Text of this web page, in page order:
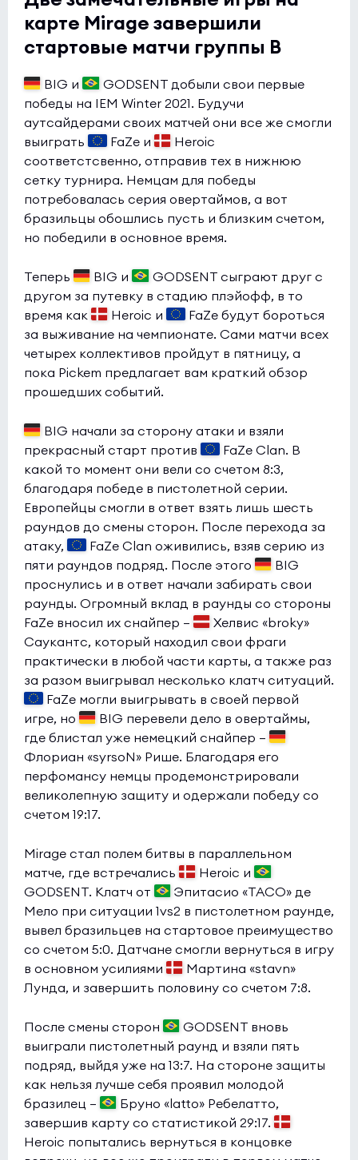
карте Mirage завершили
стартовые матчи группы B
BIG и
GODSENT добыли свои первые
победы на IEM Winter 2021. Будучи
аутсайдерами своих матчей они все же смогли
выиграть
FaZe и
Heroic
соответстсвенно, отправив тех в нижнюю
сетку турнира. Немцам для победы
потребовалась серия овертаймов, а вот
бразильцы обошлись пусть и близким счетом,
но победили в основное время.
Теперь BIG и
GODSENT сыграют друг с
другом за путевку в стадию плэйофф, в то
время как
Heroic и
FaZe будут бороться
за выживание на чемпионате. Сами матчи всех
четырех коллективов пройдут в пятницу, а
пока Pickem предлагает вам краткий обзор
прошедших событий.
BIG начали за сторону атаки и взяли
прекрасный старт против
FaZe Clan. В
какой то момент они вели со счетом 8:3,
благодаря победе в пистолетной серии.
Европейцы смогли в ответ взять лишь шесть
раундов до смены сторон. После перехода за
атаку,
FaZe Clan оживились, взяв серию из
пяти раундов подряд. После этого
BIG
проснулись и в ответ начали забирать свои
раунды. Огромный вклад в раунды со стороны
FaZe вносил их снайпер —
Хелвис «broky»
Саукантс, который находил свои фраги
практически в любой части карты, а также раз
за разом выигрывал несколько клатч ситуаций.
FaZe могли выигрывать в своей первой
игре, но
BIG перевели дело в овертаймы,
где блистал уже немецкий снайпер —
Флориан «syrsoN» Рише. Благодаря его
перфомансу немцы продемонстрировали
великолепную защиту и одержали победу со
счетом 19:17.
Mirage стал полем битвы в параллельном
матче, где встречались
Heroic и
GODSENT. Клатч от
Эпитасио «TACO» де
Мело при ситуации 1vs2 в пистолетном раунде,
вывел бразильцев на стартовое преимущество
со счетом 5:0. Датчане смогли вернуться в игру
в основном усилиями
Мартина «stavn»
Лунда, и завершить половину со счетом 7:8.
После смены сторон
GODSENT вновь
выиграли пистолетный раунд и взяли пять
подряд, выйдя уже на 13:7. На стороне защиты
как нельзя лучше себя проявил молодой
бразилец —
Бруно «latto» Ребелатто,
завершив карту со статистикой 29:17.
Heroic попытались вернуться в концовке